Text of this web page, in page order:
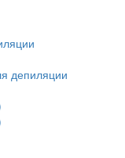
депиляции